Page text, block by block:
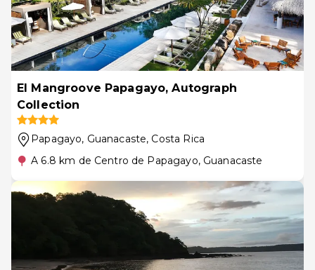
El Mangroove Papagayo, Autograph
Collection
Papagayo, Guanacaste, Costa Rica
A 6.8 km de Centro de Papagayo, Guanacaste